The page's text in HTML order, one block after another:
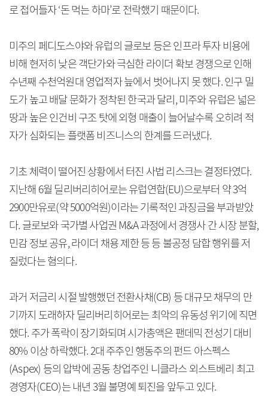
로 접어들자 ‘돈 먹는 하마’로 전락했기 때문이다.
미주의 페디도스야와 유럽의 글로보 등은 인프라 투자 비용에
비해 현저히 낮은 객단가와 극심한 라이더 확보 경쟁으로 인해
수년째 수천억원대 영업적자 늪에서 벗어나지 못 했다. 인구 밀
도가 높고 배달 문화가 정착된 한국과 달리, 미주와 유럽은 넓은
땅과 높은 인건비 구조 탓에 외형 매출이 늘어날수록 오히려 적
자가 심화되는 플랫폼 비즈니스의 한계를 드러냈다.
기초 체력이 떨어진 상황에서 터진 사법 리스크는 결정타였다.
지난해 6월 딜리버리히어로는 유럽연합(EU)으로부터 약 3억
2900만유로(약 5000억원)이라는 기록적인 과징금을 부과받았
다. 글로보와 국가별 사업권 M&A 과정에서 경쟁사 간 시장 분할,
민감 정보 공유, 라이더 채용 제한 등 등 불공정 담합 행위를 저
질렀다는 혐의다.
과거 저금리 시절 발행했던 전환사채(CB) 등 대규모 채무의 만
기까지 도래하자 딜리버리히어로는 최악의 유동성 위기에 직면
했다. 주가 폭락이 장기화되며 시가총액은 팬데믹 전성기 대비
80% 이상 하락했다. 2대 주주인 행동주의 펀드 아스펙스
(Aspex) 등의 압박에 공동 창업주인 니클라스 외스트베리 최고
경영자(CEO)는 내년 3월 불명예 퇴진을 앞두고 있다.